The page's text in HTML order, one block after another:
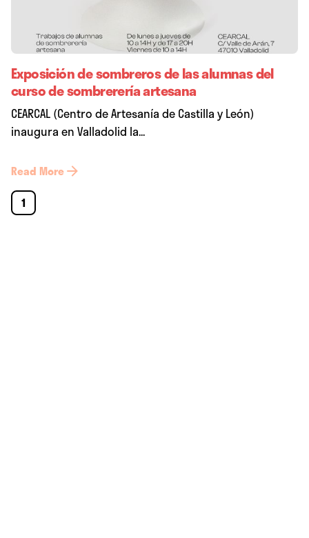
Exposición de sombreros de las alumnas del
curso de sombrerería artesana
CEARCAL (Centro de Artesanía de Castilla y León)
inaugura en Valladolid la...
Read More
1